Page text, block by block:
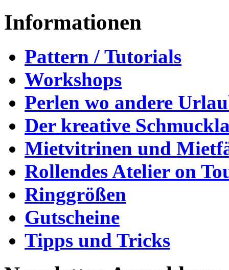
Informationen
Pattern / Tutorials
Workshops
Perlen wo andere
Der kreative
Mietvitrinen und
Rollendes Atelier on
Ringgrößen
Gutscheine
Tipps und Tricks